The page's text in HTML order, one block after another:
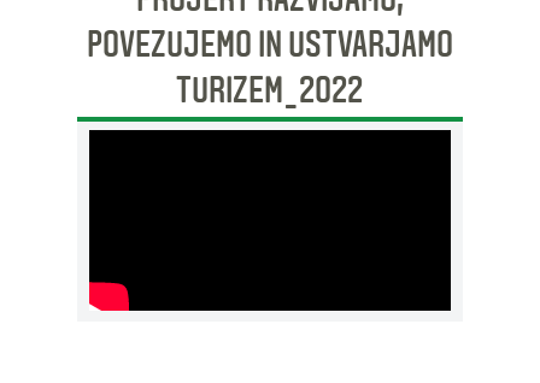
POVEZUJEMO IN USTVARJAMO
TURIZEM_2022